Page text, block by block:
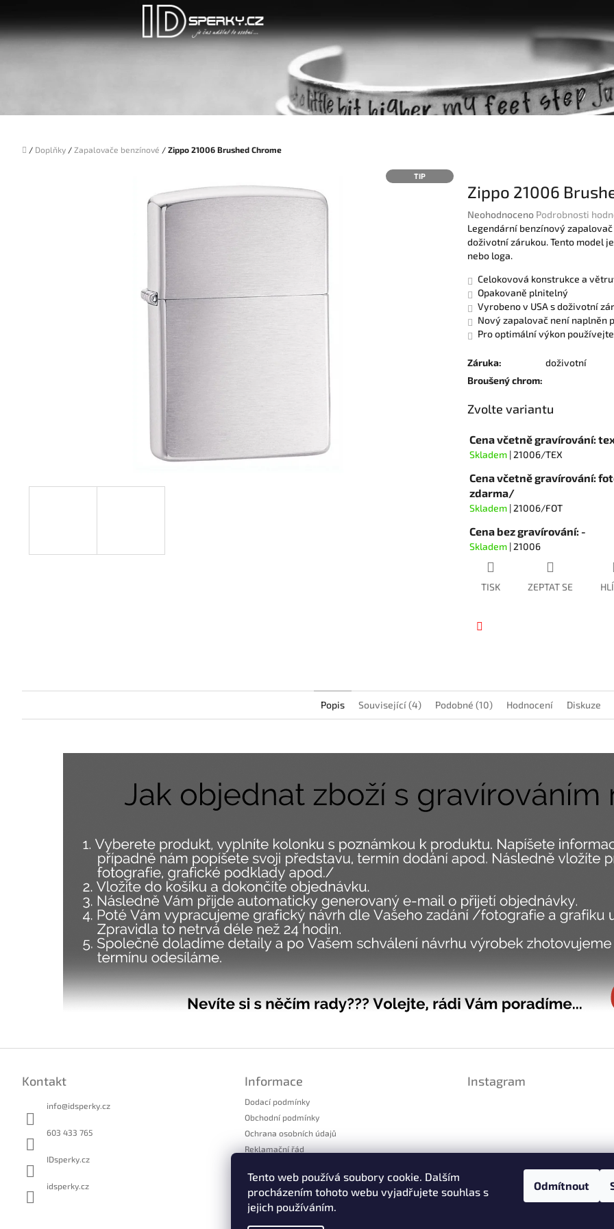
Tento web používá soubory cookie. Dalším
procházením tohoto webu vyjadřujete souhlas s
jejich používáním.
Odmítnout
obsah
Domů
/ Doplňky / Zapalovače benzínové / Zippo 21006 Brushed Chrome
TIP
Zippo 21006
Průměrné
hodnocení
produktu
je
z
5
hvězdiček.
Neohodnoceno Podrobnosti
Legendární benzínový
doživotní zárukou. Tento model
nebo loga.
Celokovová konstrukce a
Opakovaně plnitelný
Vyrobeno v USA s doživotní
Nový zapalovač není naplněn
Pro optimální výkon
Záruka:
doživotní
Broušený chrom:
Zvolte variantu
Cena včetně gravírování:
Skladem | 21006/TEX
Cena včetně gravírování:
zdarma/
Skladem | 21006/FOT
Cena bez gravírování: -
Skladem | 21006
TISK ZEPTAT SE
Popis Související (4) Podobné (10) Hodnocení Diskuze
Kontakt
info@idsperky.cz
603 433 765
IDsperky.cz
idsperky.cz
Informace
Dodací podmínky
Obchodní podmínky
Ochrana osobních údajů
Reklamační řád
Formulář pro odstoupení od smlouvy
Kontakty
Instagram